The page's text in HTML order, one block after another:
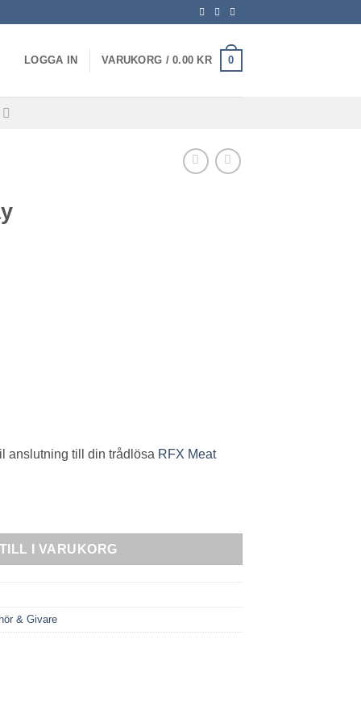
LOGGA IN VARUKORG /0.00 KR 0
anslutning till din trådlösa RFX Meat
I VARUKORG
& Givare